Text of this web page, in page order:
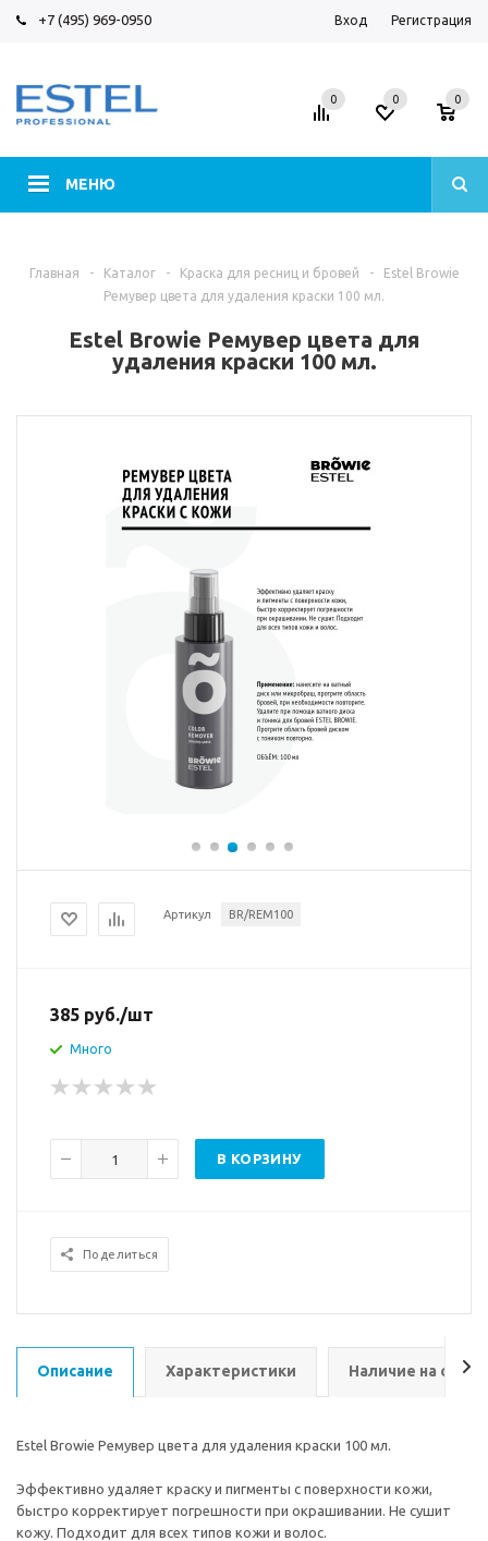
+7 (495) 969-0950 Вход Регистрация
МЕНЮ
0 0 0
Главная - Каталог - Краска для ресниц и бровей -
Estel Browie
Ремувер цвета для удаления краски 100 мл.
Estel Browie Ремувер цвета для
удаления краски 100 мл.
Артикул BR/REM100
385 руб./шт
Много
В КОРЗИНУ
Поделиться
Описание Характеристики Наличие на
Estel Browie Ремувер цвета для удаления краски 100 мл.
Эффективно удаляет краску и пигменты с поверхности кожи,
быстро корректирует погрешности при окрашивании. Не сушит
кожу. Подходит для всех типов кожи и волос.